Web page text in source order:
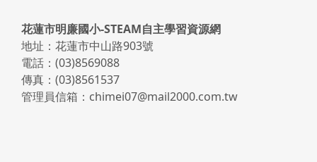
頁尾區域內容
花蓮市明廉國小-STEAM自主學習資源網
地址：花蓮市中山路903號
電話：(03)8569088
傳真：(03)8561537
管理員信箱：chimei07@mail2000.com.tw